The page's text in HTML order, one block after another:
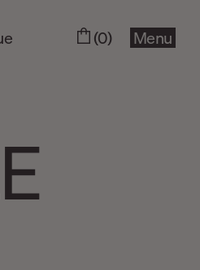
(0) Menu